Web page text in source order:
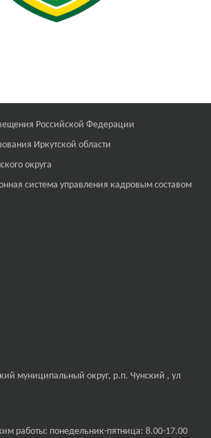
Российской Федерации
Иркутской области
округа
система управления кадровым составом
муниципальный округ, р.п. Чунский , ул
работы: понедельник-пятница: 8.00-17.00